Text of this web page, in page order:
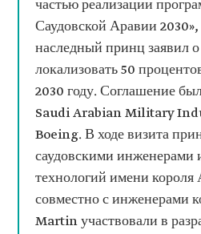
частью реализации
Саудовской Аравии
наследный принц заявил
локализовать 50
2030 году. Соглашение
Saudi Arabian Military
Boeing. В ходе визита
саудовскими инженерами
технологий имени короля
совместно с инженерами
Martin участвовали в